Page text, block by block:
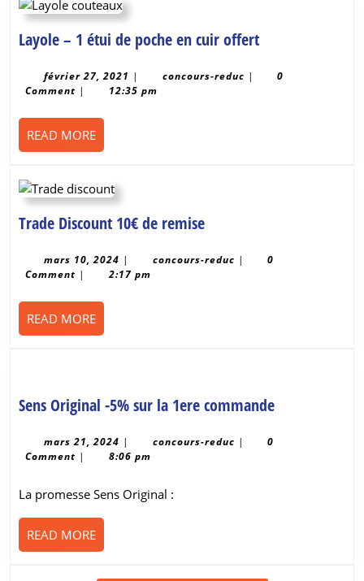
Layole – 1 étui de poche en cuir offertLayole
février 27, 2021 février
27,
| concours-reducconcours-
|
0
Comment | 12:35 pm
READ MOREREAD
MORE
Trade Discount 10€ de remiseTrade
10€
mars 10, 2024 mars
10,
| concours-reducconcours-
|
0
Comment | 2:17 pm
READ MOREREAD
MORE
Sens Original -5% sur la 1ere commandeSens
mars 21, 2024 mars
21,
| concours-reducconcours-
|
0
Comment | 8:06 pm
La promesse Sens Original :
READ MOREREAD
MORE